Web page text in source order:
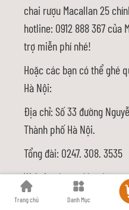
Trang chủ Danh Mục
chai rượu Macallan 25
hotline: 0912 888 367 của
trợ miễn phí nhé!
Hoặc các bạn có thể ghé
Hà Nội:
Địa chỉ: Số 33 đường
Thành phố Hà Nội.
Tổng đài: 0247. 308. 3535
Website:https://
Email:
admin@maltco.vn